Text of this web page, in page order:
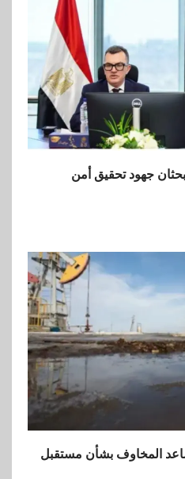
إنتيسا سان باولو تحقق 5.6 مليار
ربح في النصف الأول
جهود تحقيق أمن
المخاوف بشأن مستقبل